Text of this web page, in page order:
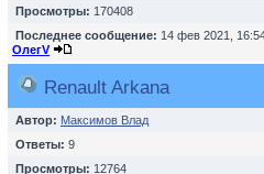
Просмотры: 170408
Последнее сообщение: 14 фев 2021,
ОлегV
Renault Arkana
Автор: Максимов Влад
Ответы: 9
Просмотры: 12764